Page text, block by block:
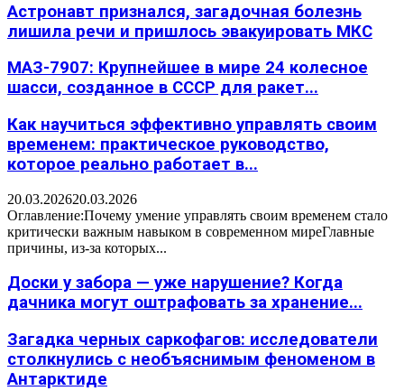
Астронавт признался, загадочная болезнь
лишила речи и пришлось эвакуировать МКС
МАЗ-7907: Крупнейшее в мире 24 колесное
шасси, созданное в СССР для ракет...
Как научиться эффективно управлять своим
временем: практическое руководство,
которое реально работает в...
20.03.202620.03.2026
Оглавление:Почему умение управлять своим временем стало
критически важным навыком в современном миреГлавные
причины, из-за которых...
Доски у забора — уже нарушение? Когда
дачника могут оштрафовать за хранение...
Загадка черных саркофагов: исследователи
столкнулись с необъяснимым феноменом в
Антарктиде